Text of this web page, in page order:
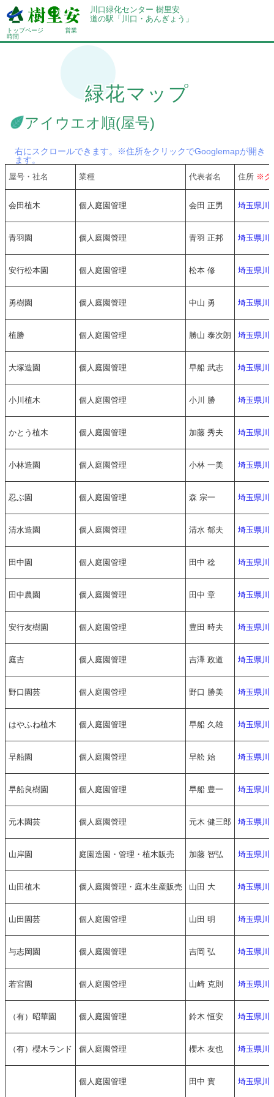
川口緑化センター 樹里安
道の駅「川口・あんぎょう」
トップページ
営業
時間
緑花マップ
アイウエオ順(屋号)
右にスクロールできます。※住所をクリックでGooglemapが開き
ます。
屋号・社名 業種 代表者名 住所※ク
会田植木 個人庭園管理 会田 正男 埼玉県川
青羽園 個人庭園管理 青羽 正邦 埼玉県川
安行松本園 個人庭園管理 松本 修 埼玉県川
勇樹園 個人庭園管理 中山 勇 埼玉県川
植勝 個人庭園管理 勝山 泰次朗 埼玉県川
大塚造園 個人庭園管理 早船 武志 埼玉県川
小川植木 個人庭園管理 小川 勝 埼玉県川
かとう植木 個人庭園管理 加藤 秀夫 埼玉県川
小林造園 個人庭園管理 小林 一美 埼玉県川
忍ぶ園 個人庭園管理 森 宗一 埼玉県川
清水造園 個人庭園管理 清水 郁夫 埼玉県川
田中園 個人庭園管理 田中 稔 埼玉県川
田中農園 個人庭園管理 田中 章 埼玉県川
安行友樹園 個人庭園管理 豊田 時夫 埼玉県川
庭吉 個人庭園管理 吉澤 政道 埼玉県川
野口園芸 個人庭園管理 野口 勝美 埼玉県川
はやふね植木 個人庭園管理 早船 久雄 埼玉県川
早船園 個人庭園管理 早舩 始 埼玉県川
早船良樹園 個人庭園管理 早船 豊一 埼玉県川
元木園芸 個人庭園管理 元木 健三郎 埼玉県川
山岸園 庭園造園・管理・植木販売 加藤 智弘 埼玉県川
山田植木 個人庭園管理・庭木生産販売 山田 大 埼玉県川
山田園芸 個人庭園管理 山田 明 埼玉県川
与志岡園 個人庭園管理 吉岡 弘 埼玉県川
若宮園 個人庭園管理 山崎 克則 埼玉県川
（有）昭華園 個人庭園管理 鈴木 恒安 埼玉県川
（有）櫻木ランド 個人庭園管理 櫻木 友也 埼玉県川
個人庭園管理 田中 實 埼玉県川